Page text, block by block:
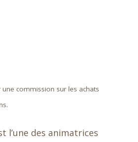
commission sur les achats
l’une des animatrices